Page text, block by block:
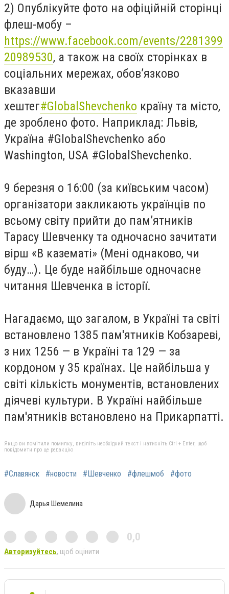
2) Опублікуйте фото на офіційній сторінці
флеш-мобу –
https://www.facebook.com/events/2281399
20989530, а також на своїх сторінках в
соціальних мережах, обов’язково
вказавши
хештег#GlobalShevchenko країну та місто,
де зроблено фото. Наприклад: Львів,
Україна #GlobalShevchenko або
Washington, USA #GlobalShevchenko.
9 березня о 16:00 (за київським часом)
організатори закликають українців по
всьому світу прийти до пам’ятників
Тарасу Шевченку та одночасно зачитати
вірш «В казематі» (Мені однаково, чи
буду…). Це буде найбільше одночасне
читання Шевченка в історії.
Нагадаємо, що загалом, в Україні та світі
встановлено 1385 пам'ятників Кобзареві,
з них 1256 — в Україні та 129 — за
кордоном у 35 країнах. Це найбільша у
світі кількість монументів, встановлених
діячеві культури. В Україні найбільше
пам'ятників встановлено на Прикарпатті.
Якщо ви помітили помилку, виділіть необхідний текст і натисніть Ctrl + Enter, щоб
повідомити про це редакцію
#Славянск #новости #Шевченко #флешмоб #фото
Дарья Шемелина
0,0
Авторизуйтесь, щоб оцінити